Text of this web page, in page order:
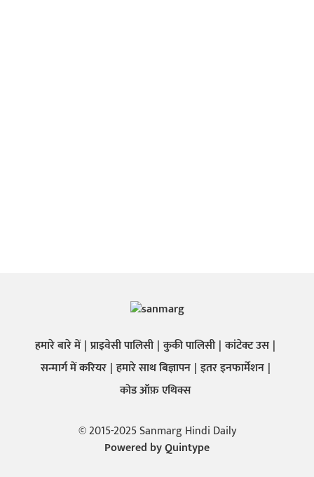
हमारे बारे में प्राइवेसी पालिसी कुकी पालिसी कांटेक्ट उस
सन्मार्ग में करियर हमारे साथ बिज्ञापन इतर इनफार्मेशन
कोड ऑफ़ एथिक्स
© 2015-2025 Sanmarg Hindi Daily
Powered byQuintype